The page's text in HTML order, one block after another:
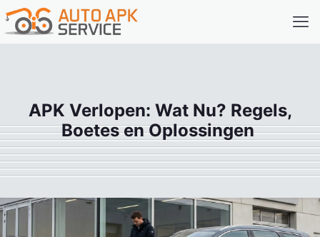
APK Verlopen: Wat Nu? Regels,
Boetes en Oplossingen